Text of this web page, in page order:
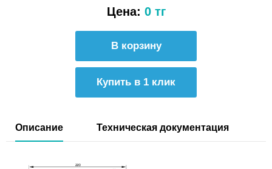
Цена: 0 тг
Купить в 1 клик
Описание Техническая документация